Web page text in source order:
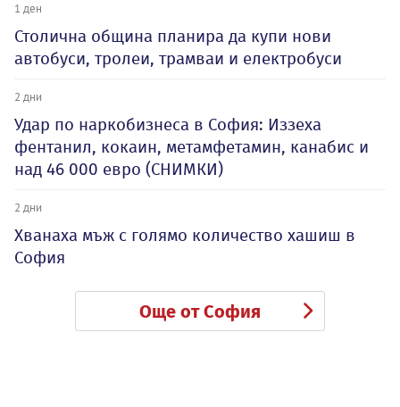
1 ден
Столична община планира да купи нови
автобуси, тролеи, трамваи и електробуси
2 дни
Удар по наркобизнеса в София: Иззеха
фентанил, кокаин, метамфетамин, канабис и
над 46 000 евро (СНИМКИ)
2 дни
Хванаха мъж с голямо количество хашиш в
София
Още от София